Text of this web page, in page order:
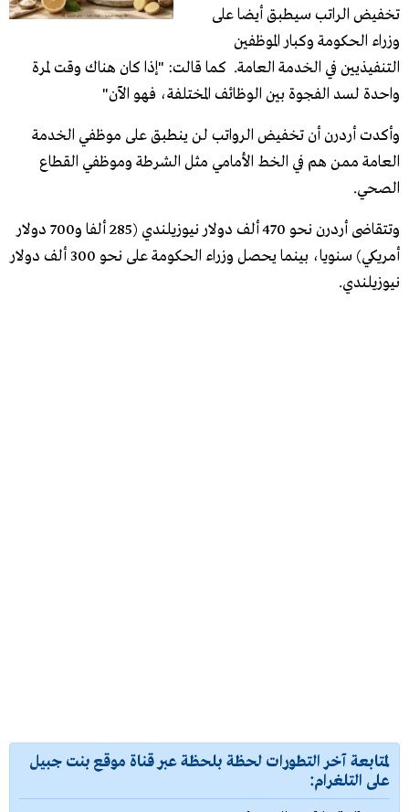
تخفيض الراتب سيطبق أيضا على
وزراء ​الحكومة​ وكبار الموظفين
التنفيذيين في الخدمة العامة. كما قالت: "إذا كان هناك وقت لمرة
واحدة لسد الفجوة بين الوظائف المختلفة، فهو الآن"
وأكدت أردرن أن تخفيض الرواتب لن ينطبق على موظفي الخدمة
العامة ممن هم في الخط الأمامي مثل الشرطة وموظفي القطاع
الصحي.
وتتقاضى أردرن نحو 470 ألف دولار نيوزيلندي (285 ألفا و700 دولار
أمريكي) سنويا، بينما يحصل وزراء الحكومة على نحو 300 ألف دولار
نيوزيلندي.
لمتابعة آخر التطورات لحظة بلحظة عبر قناة موقع بنت جبيل
على التلغرام: